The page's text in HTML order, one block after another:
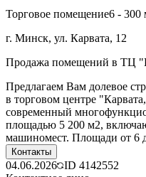
Торговое помещение6 - 300
г. Минск, ул. Карвата, 12
Продажа помещений в ТЦ
Предлагаем Вам долевое
в торговом центре
современный
площадью 5 200 м2,
машиномест. Площади от 6
Контакты
04.06.2026 ID 4142552